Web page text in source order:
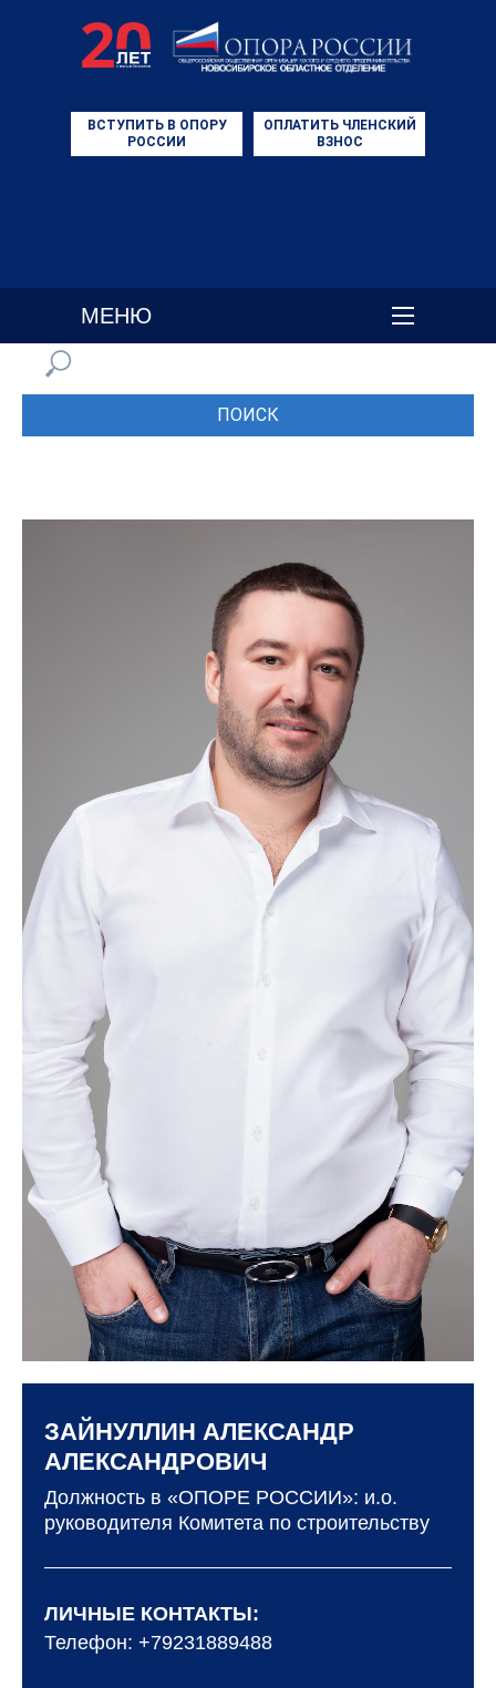
ВСТУПИТЬ В ОПОРУ
РОССИИ
ОПЛАТИТЬ ЧЛЕНСКИЙ
ВЗНОС
МЕНЮ
ПОИСК
ЗАЙНУЛЛИН АЛЕКСАНДР
АЛЕКСАНДРОВИЧ
Должность в «ОПОРЕ РОССИИ»: и.о.
руководителя Комитета по строительству
ЛИЧНЫЕ КОНТАКТЫ:
Телефон: +79231889488